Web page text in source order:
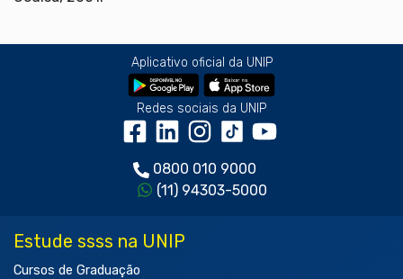
Aplicativo oficial da UNIP
Redes sociais da UNIP
0800 010 9000
(11) 94303-5000
Estude ssss na UNIP
Cursos de Graduação